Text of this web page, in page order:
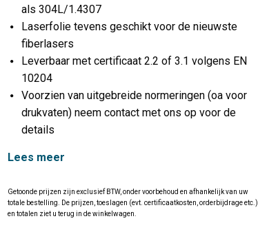
als 304L/1.4307
Laserfolie tevens geschikt voor de nieuwste
fiberlasers
Leverbaar met certificaat 2.2 of 3.1 volgens EN
10204
Voorzien van uitgebreide normeringen (oa voor
drukvaten) neem contact met ons op voor de
details
Lees meer
Getoonde prijzen zijn exclusief BTW, onder voorbehoud en afhankelijk van uw
totale bestelling. De prijzen, toeslagen (evt. certificaatkosten, orderbijdrage etc.)
en totalen ziet u terug in de winkelwagen.